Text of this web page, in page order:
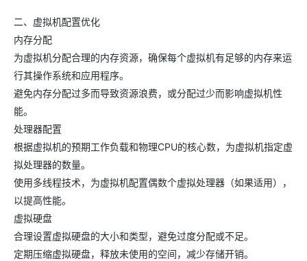
二、虚拟机配置优化
内存分配
为虚拟机分配合理的内存资源，确保每个虚拟机有足够的内存来运
行其操作系统和应用程序。
避免内存分配过多而导致资源浪费，或分配过少而影响虚拟机性
能。
处理器配置
根据虚拟机的预期工作负载和物理CPU的核心数，为虚拟机指定虚
拟处理器的数量。
使用多线程技术，为虚拟机配置偶数个虚拟处理器（如果适用），
以提高性能。
虚拟硬盘
合理设置虚拟硬盘的大小和类型，避免过度分配或不足。
定期压缩虚拟硬盘，释放未使用的空间，减少存储开销。